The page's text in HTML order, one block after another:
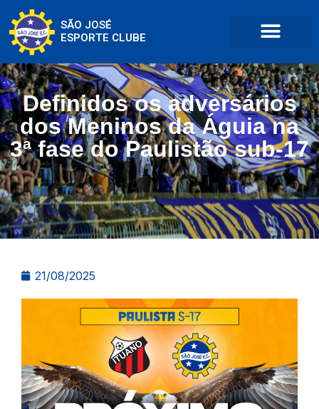
SÃO JOSÉ
ESPORTE CLUBE
Definidos os adversários
dos Meninos da Águia na
3ª fase do Paulistão sub-17
21/08/2025